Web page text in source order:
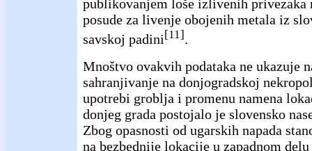
publikovanjem loše izlivenih privezaka
posude za livenje obojenih metala iz
savskoj padini [11] .
Mnoštvo ovakvih podataka ne ukazuje
sahranjivanje na donjogradskoj
upotrebi groblja i promenu namena
donjeg grada postojalo je slovensko
Zbog opasnosti od ugarskih napada
na bezbednije lokacije u zapadnom